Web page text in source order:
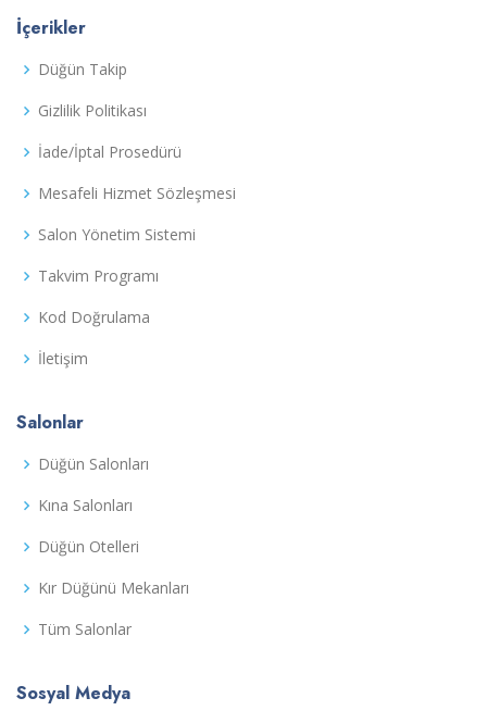
İçerikler
Düğün Takip
Gizlilik Politikası
İade/İptal Prosedürü
Mesafeli Hizmet Sözleşmesi
Salon Yönetim Sistemi
Takvim Programı
Kod Doğrulama
İletişim
Salonlar
Düğün Salonları
Kına Salonları
Düğün Otelleri
Kır Düğünü Mekanları
Tüm Salonlar
Sosyal Medya